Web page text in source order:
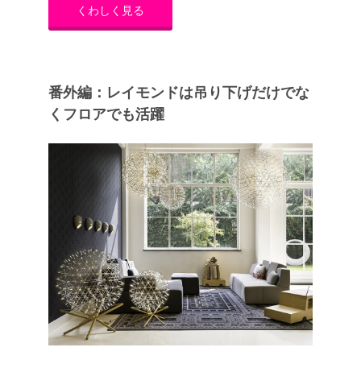
くわしく見る
番外編：レイモンドは吊り下げだけでな
くフロアでも活躍